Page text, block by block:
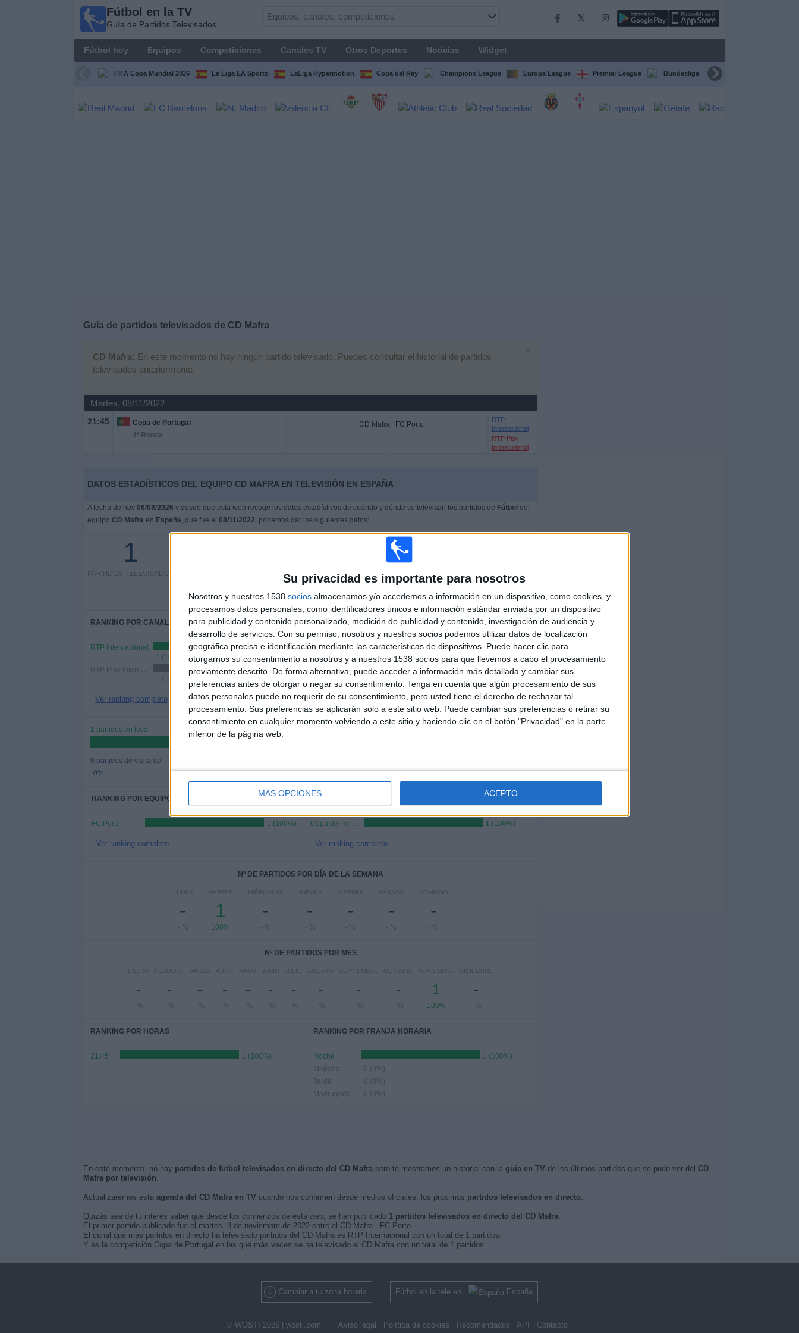
Su privacidad es importante para nosotros
Nosotros y nuestros 1538 socios almacenamos y/o accedemos a información en un dispositivo, como cookies, y
procesamos datos personales, como identificadores únicos e información estándar enviada por un dispositivo
para publicidad y contenido personalizado, medición de publicidad y contenido, investigación de audiencia y
desarrollo de servicios. Con su permiso, nosotros y nuestros socios podemos utilizar datos de localización
geográfica precisa e identificación mediante las características de dispositivos. Puede hacer clic para
otorgarnos su consentimiento a nosotros y a nuestros 1538 socios para que llevemos a cabo el procesamiento
previamente descrito. De forma alternativa, puede acceder a información más detallada y cambiar sus
preferencias antes de otorgar o negar su consentimiento. Tenga en cuenta que algún procesamiento de sus
datos personales puede no requerir de su consentimiento, pero usted tiene el derecho de rechazar tal
procesamiento. Sus preferencias se aplicarán solo a este sitio web. Puede cambiar sus preferencias o retirar su
consentimiento en cualquier momento volviendo a este sitio y haciendo clic en el botón "Privacidad" en la parte
inferior de la página web.
MÁS OPCIONES ACEPTO
Fútbol en la TV
Guía de Partidos Televisados
Fútbol hoy Equipos Competiciones Canales TV Otros Deportes Noticias Widget
FIFA Copa Mundial 2026 La Liga EA Sports LaLiga Hypermotion Copa del Rey Champions League Europa League Premier League Bundesliga Supercopa de España
Guía de partidos televisados de CD Mafra
CD Mafra: En este momento no hay ningún partido televisado. Puedes consultar el historial de partidos
televisados anteriormente.
Martes, 08/11/2022
21:45
Copa de Portugal
4ª Ronda
CD Mafra FC Porto
RTP
Internacional
RTP Play
Internacional
DATOS ESTADÍSTICOS DEL EQUIPO CD MAFRA EN TELEVISIÓN EN ESPAÑA
A fecha de hoy 06/08/2026 y desde que esta web recoge los datos estadísticos de cuándo y dónde se televisan los partidos de Fútbol del
equipo CD Mafraen España, que fue el 08/11/2022, podemos dar los siguientes datos:
1
PARTIDOS TELEVISADOS
0%
CD Mafra - FC Porto
Internacional, RTP Play Internacional
RANKING POR CANALES
RTP Internacional
1 (100%)
1 (100%)
Ver ranking completo
2
CANALES TV
DÍAS
1366
SIN PARTIDO
GRATUÍTO
PARTIDOS
0
CONSECUTIVOS
DE PAGO
1 partidos en local
0 partidos de visitante
0%
RIVALES
VS FC Porto
COMPETICIONES
RANKING POR EQUIPOS
FC Porto 1 (100%)
Ver ranking completo
RANKING POR COMPETICIONES
Copa de Portugal 1 (100%)
Ver ranking completo
Nº DE PARTIDOS POR DÍA DE LA SEMANA
LUNES
-
- %
MARTES
1
100%
MIÉRCOLES
-
- %
JUEVES
-
- %
VIERNES
-
- %
SÁBADO
-
- %
DOMINGO
-
- %
Nº DE PARTIDOS POR MES
ENERO
-
- %
FEBRERO
-
- %
MARZO
-
- %
ABRIL
-
- %
MAYO
-
- %
JUNIO
-
- %
JULIO
-
- %
AGOSTO
-
- %
SEPTIEMBRE
-
- %
OCTUBRE
-
- %
NOVIEMBRE
1
100%
DICIEMBRE
-
- %
RANKING POR HORAS
21:45 1 (100%)
RANKING POR FRANJA HORARIA
Noche
1 (100%)
Mañana
0 (0%)
Tarde
0 (0%)
Madrugada
0 (0%)
En este momento, no hay partidos de fútbol televisados en directo del CD Mafrapero te mostramos un historial con la guía en TV de los últimos partidos que se pudo ver del CD
Mafra por televisión.
Actualizaremos está agenda del CD Mafra en TV cuando nos confirmen desde medios oficiales, los próximos partidos televisados en directo.
Quizás sea de tu interés saber que desde los comienzos de esta web, se han publicado 1 partidos televisados en directo del CD Mafra.
El primer partido publicado fue el martes, 8 de noviembre de 2022 entre el CD Mafra - FC Porto.
El canal que más partidos en directo ha televisado partidos del CD Mafra es RTP Internacional con un total de 1 partidos.
Y es la competición Copa de Portugal en las que más veces se ha televisado el CD Mafra con un total de 1 partidos.
Cambiar a tu zona horaria Fútbol en la tele en España
© WOSTI 2026 | wosti.com Aviso legal Política de cookies Recomendados API Contacto